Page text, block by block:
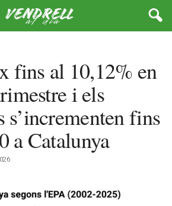
fins al 10,12% en
i els
s’incrementen fins
a Catalunya